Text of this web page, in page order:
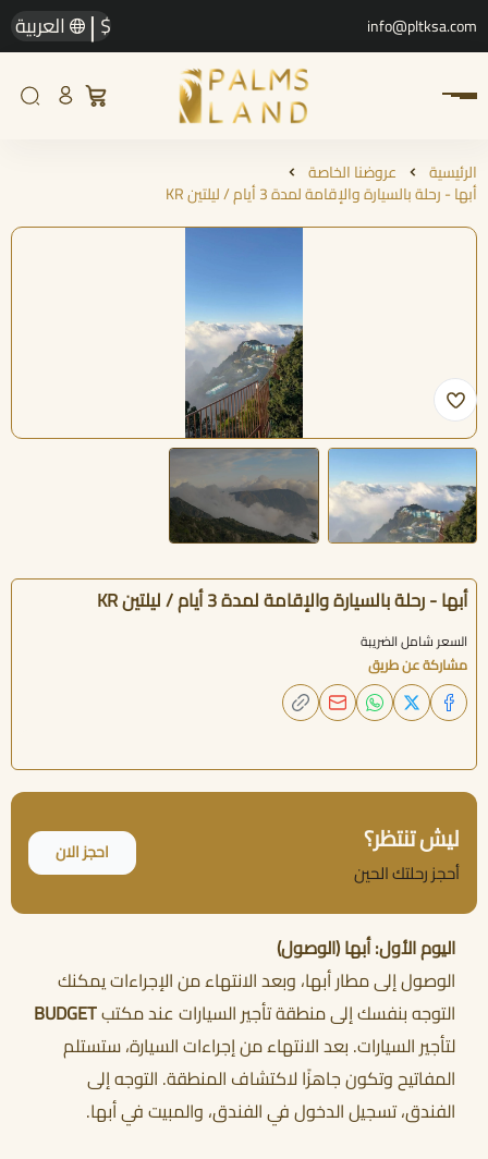
info@pltksa.com
$
| العربية
الرئيسية عروضنا الخاصة
أبها - رحلة بالسيارة والإقامة لمدة 3 أيام / ليلتين KR
أبها - رحلة بالسيارة والإقامة لمدة 3 أيام / ليلتين KR
السعر شامل الضريبة
مشاركة عن طريق
ليش تنتظر؟
أحجز رحلتك الحين
احجز الان
أحجز الان
اليوم الأول: أبها (الوصول)
الوصول إلى مطار أبها، وبعد الانتهاء من الإجراءات يمكنك
التوجه بنفسك إلى منطقة تأجير السيارات عند مكتبBUDGET
لتأجير السيارات. بعد الانتهاء من إجراءات السيارة، ستستلم
المفاتيح وتكون جاهزًا لاكتشاف المنطقة. التوجه إلى
الفندق، تسجيل الدخول في الفندق، والمبيت في أبها.